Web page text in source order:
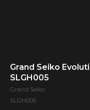
Grand Seiko
SLGH005
Grand Seiko
SLGH005